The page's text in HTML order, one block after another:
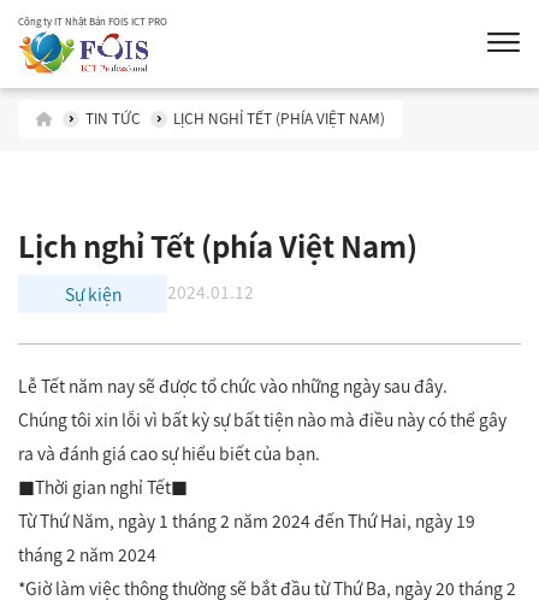
Công ty IT Nhật Bản FOIS ICT PRO
TIN TỨC LỊCH NGHỈ TẾT (PHÍA VIỆT NAM)
Lịch nghỉ Tết (phía Việt Nam)
Sự kiện 2024.01.12
Lễ Tết năm nay sẽ được tổ chức vào những ngày sau đây.
Chúng tôi xin lỗi vì bất kỳ sự bất tiện nào mà điều này có thể gây
ra và đánh giá cao sự hiểu biết của bạn.
■Thời gian nghỉ Tết■
Từ Thứ Năm, ngày 1 tháng 2 năm 2024 đến Thứ Hai, ngày 19
tháng 2 năm 2024
*Giờ làm việc thông thường sẽ bắt đầu từ Thứ Ba, ngày 20 tháng 2